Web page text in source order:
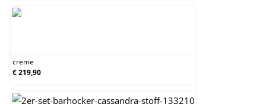
creme
€ 219,90